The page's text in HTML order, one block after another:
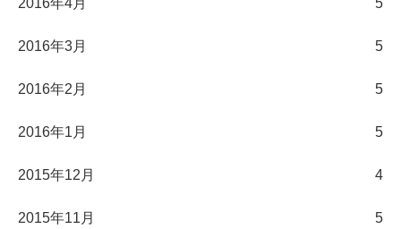
2016年4月 5
2016年3月 5
2016年2月 5
2016年1月 5
2015年12月 4
2015年11月 5